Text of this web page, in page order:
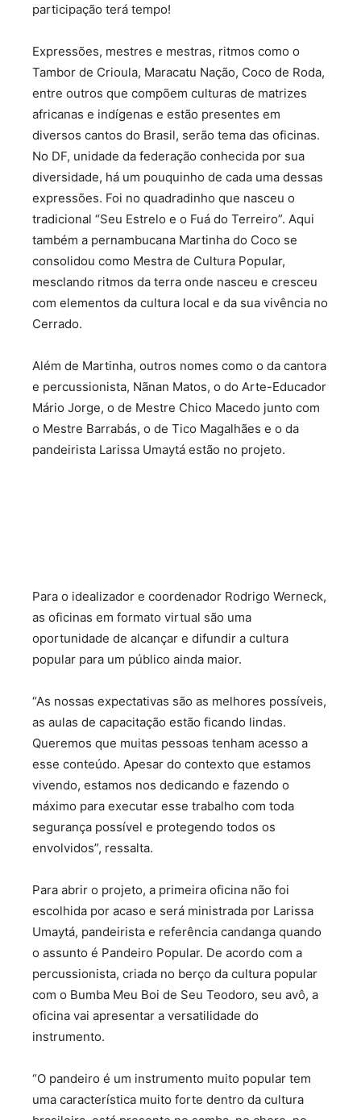
participação terá tempo!
Expressões, mestres e mestras, ritmos como o
Tambor de Crioula, Maracatu Nação, Coco de Roda,
entre outros que compõem culturas de matrizes
africanas e indígenas e estão presentes em
diversos cantos do Brasil, serão tema das oficinas.
No DF, unidade da federação conhecida por sua
diversidade, há um pouquinho de cada uma dessas
expressões. Foi no quadradinho que nasceu o
tradicional “Seu Estrelo e o Fuá do Terreiro”. Aqui
também a pernambucana Martinha do Coco se
consolidou como Mestra de Cultura Popular,
mesclando ritmos da terra onde nasceu e cresceu
com elementos da cultura local e da sua vivência no
Cerrado.
Além de Martinha, outros nomes como o da cantora
e percussionista, Nãnan Matos, o do Arte-Educador
Mário Jorge, o de Mestre Chico Macedo junto com
o Mestre Barrabás, o de Tico Magalhães e o da
pandeirista Larissa Umaytá estão no projeto.
Para o idealizador e coordenador Rodrigo Werneck,
as oficinas em formato virtual são uma
oportunidade de alcançar e difundir a cultura
popular para um público ainda maior.
“As nossas expectativas são as melhores possíveis,
as aulas de capacitação estão ficando lindas.
Queremos que muitas pessoas tenham acesso a
esse conteúdo. Apesar do contexto que estamos
vivendo, estamos nos dedicando e fazendo o
máximo para executar esse trabalho com toda
segurança possível e protegendo todos os
envolvidos”, ressalta.
Para abrir o projeto, a primeira oficina não foi
escolhida por acaso e será ministrada por Larissa
Umaytá, pandeirista e referência candanga quando
o assunto é Pandeiro Popular. De acordo com a
percussionista, criada no berço da cultura popular
com o Bumba Meu Boi de Seu Teodoro, seu avô, a
oficina vai apresentar a versatilidade do
instrumento.
“O pandeiro é um instrumento muito popular tem
uma característica muito forte dentro da cultura